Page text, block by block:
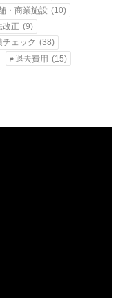
・商業施設 (10)
改正 (9)
チェック (38)
退去費用 (15)